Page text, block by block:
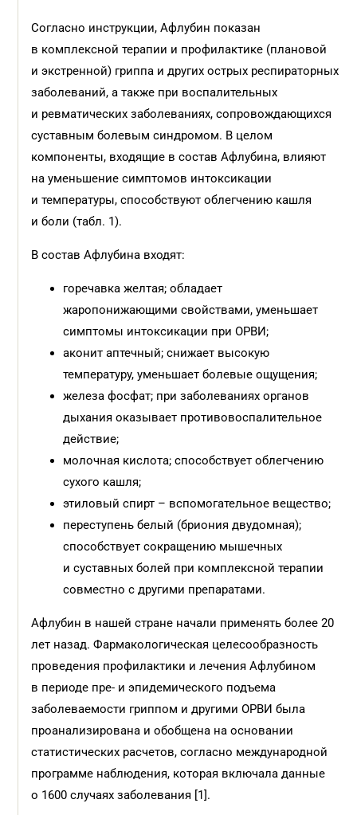
Согласно инструкции, Афлубин показан
в комплексной терапии и профилактике (плановой
и экстренной) гриппа и других острых респираторных
заболеваний, а также при воспалительных
и ревматических заболеваниях, сопровождающихся
суставным болевым синдромом. В целом
компоненты, входящие в состав Афлубина, влияют
на уменьшение симптомов интоксикации
и температуры, способствуют облегчению кашля
и боли (табл. 1).
В состав Афлубина входят:
горечавка желтая; обладает
жаропонижающими свойствами, уменьшает
симптомы интоксикации при ОРВИ;
аконит аптечный; снижает высокую
температуру, уменьшает болевые ощущения;
железа фосфат; при заболеваниях органов
дыхания оказывает противовоспалительное
действие;
молочная кислота; способствует облегчению
сухого кашля;
этиловый спирт – вспомогательное вещество;
переступень белый (бриония двудомная);
способствует сокращению мышечных
и суставных болей при комплексной терапии
совместно с другими препаратами.
Афлубин в нашей стране начали применять более 20
лет назад. Фармакологическая целесообразность
проведения профилактики и лечения Афлубином
в периоде пре- и эпидемического подъема
заболеваемости гриппом и другими ОРВИ была
проанализирована и обобщена на основании
статистических расчетов, согласно международной
программе наблюдения, которая включала данные
о 1600 случаях заболевания [1].